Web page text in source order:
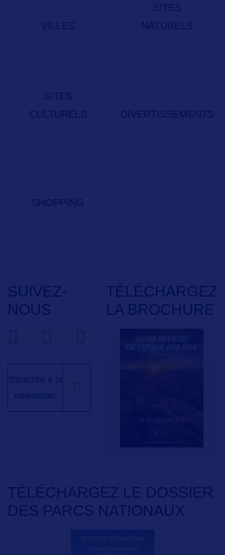
VILLES
SITES
NATURELS
SITES
CULTURELS
DIVERTISSEMENTS
SHOPPING
SUIVEZ-
NOUS
S'inscrire à la
newsletter
TÉLÉCHARGEZ
LA BROCHURE
TÉLÉCHARGEZ LE DOSSIER
DES PARCS NATIONAUX